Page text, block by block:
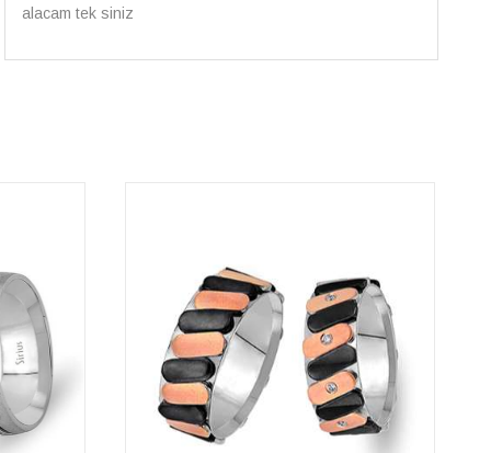
alisveris adresim artik belli.🤩 Tesekkurler Sirius